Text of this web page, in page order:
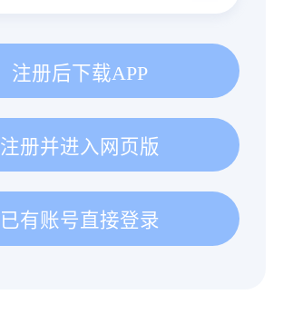
注册后下载APP
注册并进入网页版
已有账号直接登录